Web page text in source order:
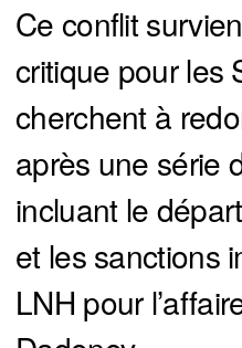
Ce conflit
critique pour les
cherchent à
après une série
incluant le
et les sanctions
LNH pour